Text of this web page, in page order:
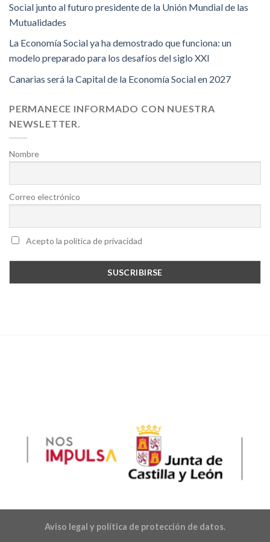
Social junto al futuro presidente de la Unión Mundial de las
Mutualidades
La Economía Social ya ha demostrado que funciona: un
modelo preparado para los desafíos del siglo XXI
Canarias será la Capital de la Economía Social en 2027
PERMANECE INFORMADO CON NUESTRA
NEWSLETTER.
Nombre
Correo electrónico
Acepto la política de privacidad
Aviso legal y política de protección de datos.